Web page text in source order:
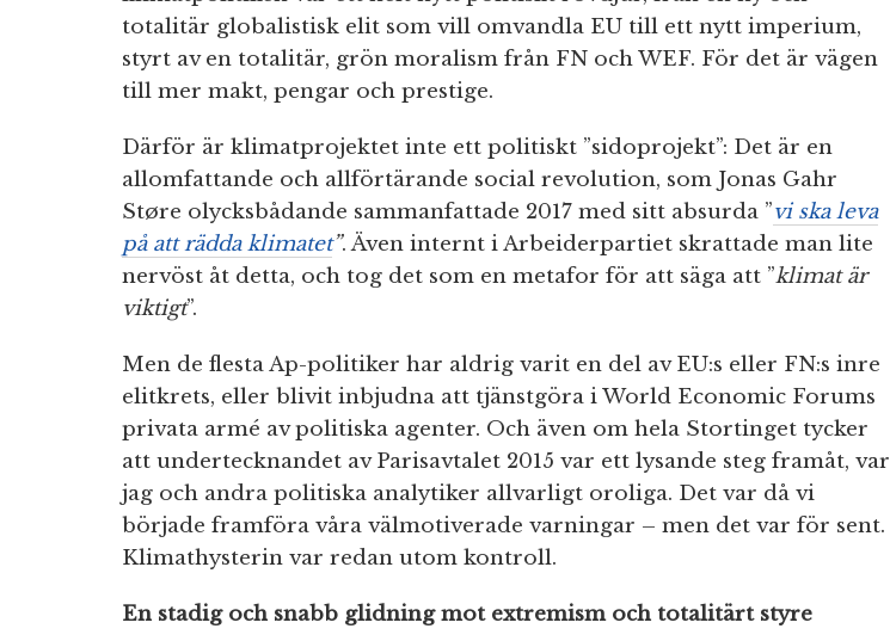
totalitär globalistisk elit som vill omvandla EU till ett nytt imperium,
styrt av en totalitär, grön moralism från FN och WEF. För det är vägen
till mer makt, pengar och prestige.
Därför är klimatprojektet inte ett politiskt ”sidoprojekt”: Det är en
allomfattande och allförtärande social revolution, som Jonas Gahr
Støre olycksbådande sammanfattade 2017 med sitt absurda ”vi ska leva
på att rädda klimatet”. Även internt i Arbeiderpartiet skrattade man lite
nervöst åt detta, och tog det som en metafor för att säga att ”klimat är
viktigt”.
Men de flesta Ap-politiker har aldrig varit en del av EU:s eller FN:s inre
elitkrets, eller blivit inbjudna att tjänstgöra i World Economic Forums
privata armé av politiska agenter. Och även om hela Stortinget tycker
att undertecknandet av Parisavtalet 2015 var ett lysande steg framåt, var
jag och andra politiska analytiker allvarligt oroliga. Det var då vi
började framföra våra välmotiverade varningar – men det var för sent.
Klimathysterin var redan utom kontroll.
En stadig och snabb glidning mot extremism och totalitärt styre